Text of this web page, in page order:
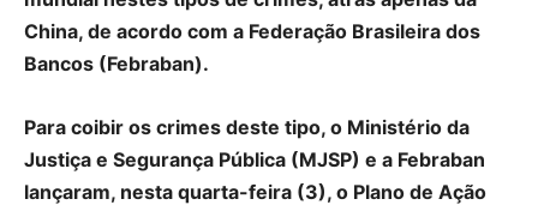
China, de acordo com a Federação Brasileira dos
Bancos (Febraban).
Para coibir os crimes deste tipo, o Ministério da
Justiça e Segurança Pública (MJSP) e a Febraban
lançaram, nesta quarta-feira (3), o Plano de Ação